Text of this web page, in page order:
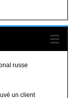
russe
un client